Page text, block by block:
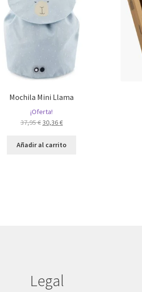
Mochila Mini Llama
¡Oferta!
37,95€El
original
30,36€El
actual
Añadir al carrito
Legal